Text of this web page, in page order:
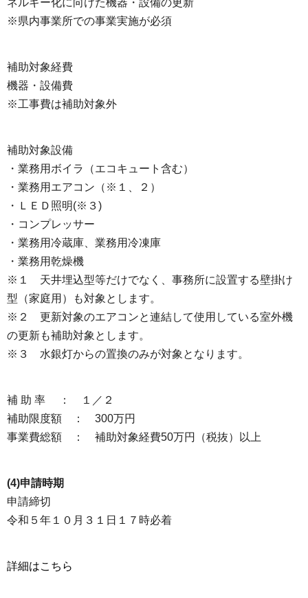
※県内事業所での事業実施が必須
補助対象経費
機器・設備費
※工事費は補助対象外
補助対象設備
・業務用ボイラ（エコキュート含む）
・業務用エアコン（※１、２）
・ＬＥＤ照明(※３)
・コンプレッサー
・業務用冷蔵庫、業務用冷凍庫
・業務用乾燥機
※１ 天井埋込型等だけでなく、事務所に設置する壁掛け
型（家庭用）も対象とします。
※２ 更新対象のエアコンと連結して使用している室外機
の更新も補助対象とします。
※３ 水銀灯からの置換のみが対象となります。
補 助 率 ： １／２
補助限度額 ： 300万円
事業費総額 ： 補助対象経費50万円（税抜）以上
(4)申請時期
申請締切
令和５年１０月３１日１７時必着
詳細はこちら